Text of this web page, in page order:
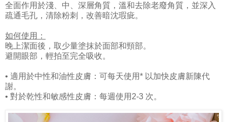
全面作用於淺、中、深層角質，溫和去除老廢角質，並深入
疏通毛孔，清除粉刺，改善暗沈瑕疵。
如何使用：
晚上潔面後，取少量塗抹於面部和頸部。
避開眼部，輕拍至完全吸收。
• 適用於中性和油性皮膚：可每天使用* 以加快皮膚新陳代
謝。
• 對於乾性和敏感性皮膚：每週使用2-3 次。